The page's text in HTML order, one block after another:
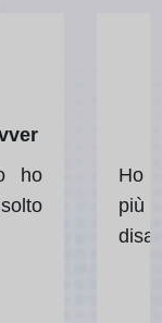
ho
Ho
più